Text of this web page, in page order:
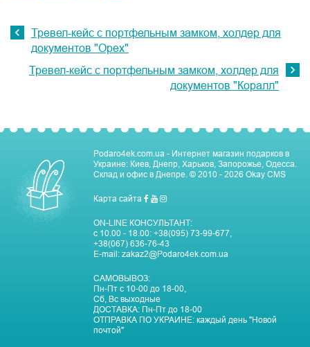
Тревел-кейс с портфельным замком, холдер для
документов "Орех"
Тревел-кейс с портфельным замком, холдер для
документов "Коралл"
Podaro4ek.com.ua - Интернет магазин подарков в
Украине: Киев, Днепр, Харьков, Запорожье, Одесса.
Склад и офис в Днепре. © 2010 - 2026 Okay CMS
Карта сайта
ON-LINE КОНСУЛЬТАНТ:
с 10.00 - 18.00: +38(095) 73-99-677,
+38(067) 636-76-43
E-mail: zakaz2@Podaro4ek.com.ua
САМОВЫВОЗ:
Пн-Пт c 10-00 до 18-00,
Сб, Вс выходные
ДОСТАВКА: Пн-Пт до 18-00
ОТПРАВКА ПО УКРАИНЕ: каждый день "Новой
почтой"